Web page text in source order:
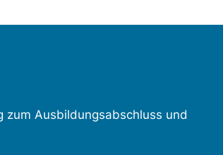
zum Ausbildungsabschluss und